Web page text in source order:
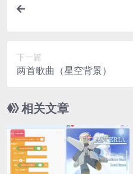
下一篇
两首歌曲（星空背景）
相关文章